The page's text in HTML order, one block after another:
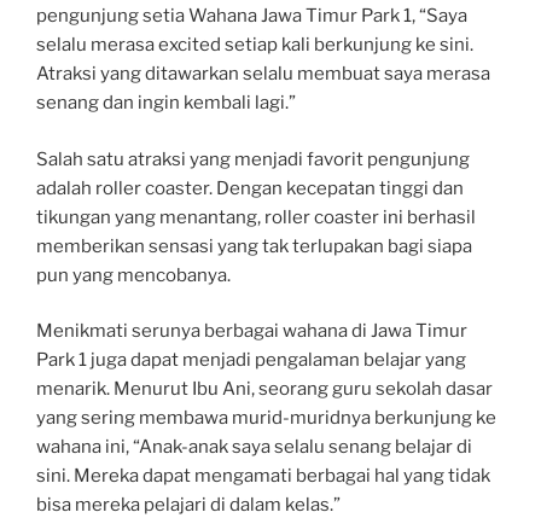
pengunjung setia Wahana Jawa Timur Park 1, “Saya
selalu merasa excited setiap kali berkunjung ke sini.
Atraksi yang ditawarkan selalu membuat saya merasa
senang dan ingin kembali lagi.”
Salah satu atraksi yang menjadi favorit pengunjung
adalah roller coaster. Dengan kecepatan tinggi dan
tikungan yang menantang, roller coaster ini berhasil
memberikan sensasi yang tak terlupakan bagi siapa
pun yang mencobanya.
Menikmati serunya berbagai wahana di Jawa Timur
Park 1 juga dapat menjadi pengalaman belajar yang
menarik. Menurut Ibu Ani, seorang guru sekolah dasar
yang sering membawa murid-muridnya berkunjung ke
wahana ini, “Anak-anak saya selalu senang belajar di
sini. Mereka dapat mengamati berbagai hal yang tidak
bisa mereka pelajari di dalam kelas.”